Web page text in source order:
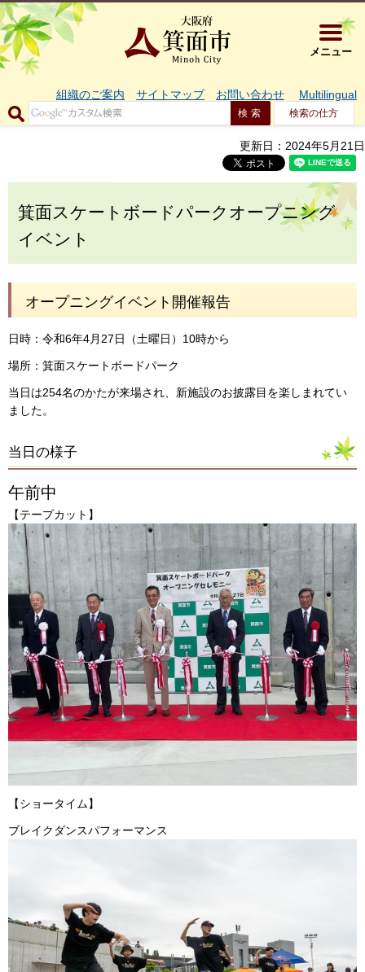
大阪府箕
メニュー
組織のご案内 サイトマップ お問い合わせ Multilingual
検索の仕方
更新日：2024年5月21日
箕面スケートボードパークオープニング
イベント
オープニングイベント開催報告
日時：令和6年4月27日（土曜日）10時から
場所：箕面スケートボードパーク
当日は254名のかたが来場され、新施設のお披露目を楽しまれてい
ました。
当日の様子
午前中
【テープカット】
【ショータイム】
ブレイクダンスパフォーマンス